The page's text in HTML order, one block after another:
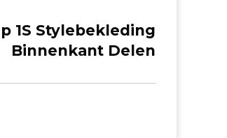
1S Stylebekleding
Binnenkant Delen